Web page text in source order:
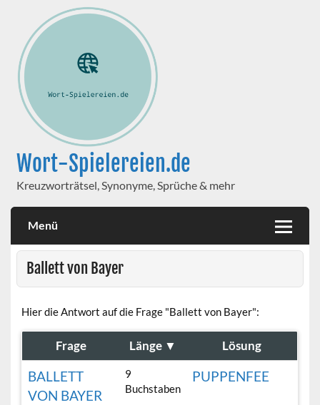
Wort-Spielereien.de
Kreuzworträtsel, Synonyme, Sprüche & mehr
Menü
Ballett von Bayer
Hier die Antwort auf die Frage "Ballett von Bayer":
Frage Länge ▼ Lösung
BALLETT
VON BAYER
9
Buchstaben
PUPPENFEE